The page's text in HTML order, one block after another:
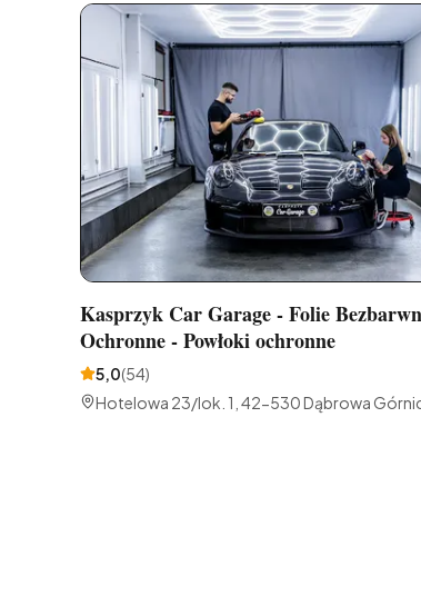
Kasprzyk Car Garage - Folie
Ochronne - Powłoki ochronne
5,0(54)
Hotelowa 23/lok. 1, 42-530 Dąbrowa